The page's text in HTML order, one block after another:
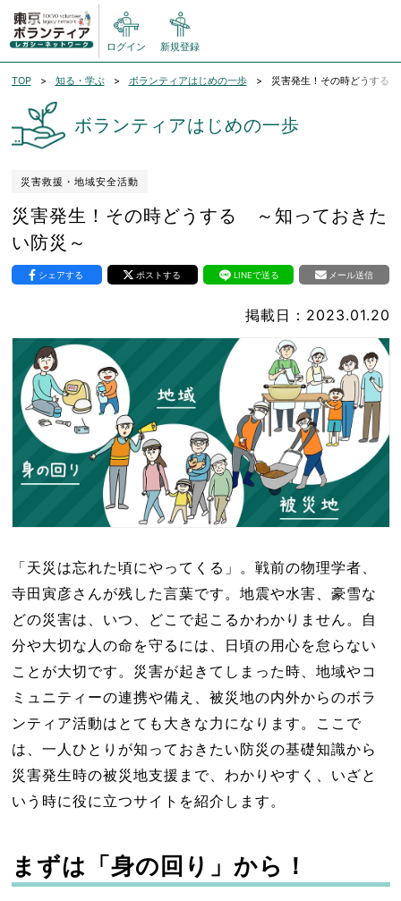
ログイン 新規登録
TOP 知る・学ぶ ボランティアはじめの一歩 災害発生！その時どうする
ボランティアはじめの一歩
災害救援・地域安全活動
災害発生！その時どうする ～知っておきた
い防災～
シェアする ポストする LINEで送る メール送信
掲載日：2023.01.20
「天災は忘れた頃にやってくる」。戦前の物理学者、
寺田寅彦さんが残した言葉です。地震や水害、豪雪な
どの災害は、いつ、どこで起こるかわかりません。自
分や大切な人の命を守るには、日頃の用心を怠らない
ことが大切です。災害が起きてしまった時、地域やコ
ミュニティーの連携や備え、被災地の内外からのボラ
ンティア活動はとても大きな力になります。ここで
は、一人ひとりが知っておきたい防災の基礎知識から
災害発生時の被災地支援まで、わかりやすく、いざと
いう時に役に立つサイトを紹介します。
まずは「身の回り」から！